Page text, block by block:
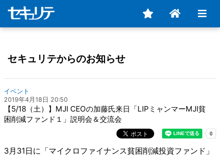
セキュリテからのお知らせ
イベント
2019年4月18日 20:50
【5/18（土）】MJI CEOの加藤氏来日「LIPミャンマーMJI貧
困削減ファンド１」説明会＆交流会
3月31日に「マイクロファイナンス貧困削減投資ファンド」